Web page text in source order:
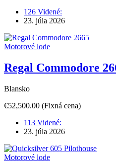
126 Videné:
23. júla 2026
Motorové lode
Regal Commodore
Blansko
€52,500.00 (Fixná cena)
113 Videné:
23. júla 2026
Motorové lode